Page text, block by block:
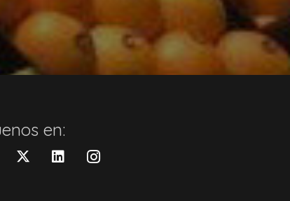
en: